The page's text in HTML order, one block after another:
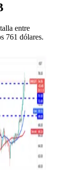
entre
761 dólares.